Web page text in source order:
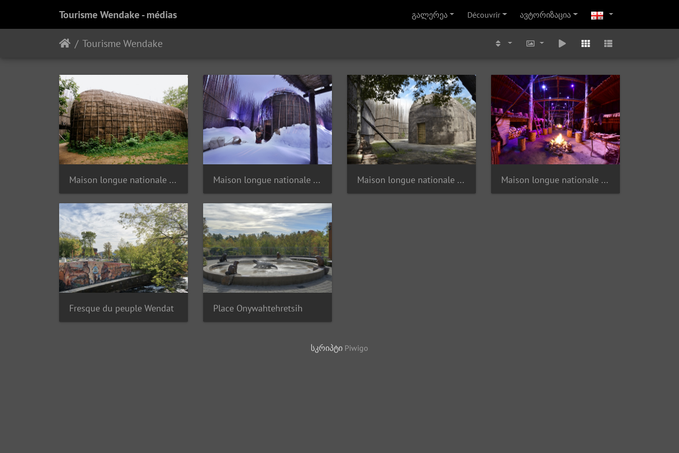
Tourisme Wendake - médias გალერეა Découvrir ავტორიზაცია
Tourisme Wendake
Maison longue nationale Ekionkiestha' Maison longue nationale Ekionkiestha' Maison longue nationale Ekionkiestha' Maison longue nationale Ekionkiestha'
Fresque du peuple Wendat Place Onywahtehretsih
სკრიპტი Piwigo